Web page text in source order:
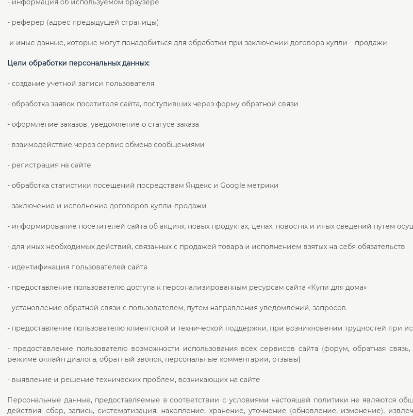
- информация об используемом браузере
- реферер (адрес предыдущей страницы)
и иные данные, которые могут понадобиться для обработки при заключении договора купли – продажи
Цели обработки персональных данных:
- создание учетной записи пользователя
- обработка заявок посетителя сайта, поступивших через форму обратной связи
- оформление заказов, уведомление о статусе заказа
- взаимодействие через сервис обмена сообщениями
- регистрация на сайте
- обработка статистики посещений посредствам Яндекс и Google метрики
- заключение и исполнение договоров купли-продажи
- информирование посетителей сайта об акциях, новых продуктах, ценах, новостях и иных сведений путем
- для иных необходимых действий, связанных с продажей товара и исполнением взятых на себя обязательств
- идентификация пользователей сайта
- предоставление пользователю доступа к персонализированным ресурсам сайта «Купи для дома»
- установление обратной связи с пользователем, путем направления уведомлений, запросов
- предоставление пользователю клиентской и технической поддержки, при возникновении трудностей при
- предоставление пользователю возможности использования всех сервисов сайта (форум, обратная
режиме онлайн диалога, обратный звонок, персональные комментарии, отзывы)
- выявление и решение технических проблем, возникающих на сайте
Персональные данные, предоставляемые в соответствии с условиями настоящей политики не являются
действия: сбор, запись, систематизация, накопление, хранение, уточнение (обновление, изменение),